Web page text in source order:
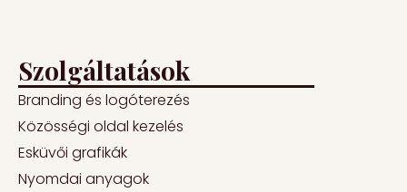
Szolgáltatások
Branding és logóterezés
Közösségi oldal kezelés
Esküvői grafikák
Nyomdai anyagok